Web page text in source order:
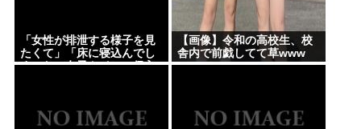
「女性が排泄する様子を見
たくて」「床に寝込んでし
まった」女子トイレに侵入
【画像】令和の高校生、校
舎内で前戯してて草www